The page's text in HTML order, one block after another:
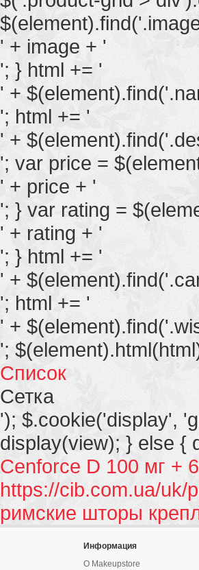
' + image + '
'; } html += '
' +
'; html += '
' +
'; var price =
' + price + '
'; } var rating =
' + rating + '
'; } html += '
' +
'; html += '
' +
';
Список
Сетка
'); $.cookie('display',
display(view); } else {
Cenforce D 100 мг +
https://cib.com.ua/uk/
римские шторы
Информация
О Makeupstore